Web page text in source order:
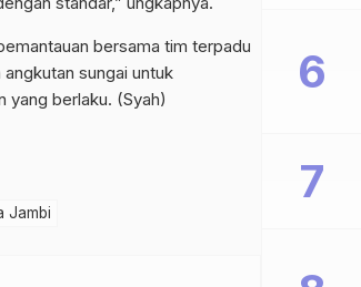
bersama tim terpadu
sungai untuk
yang berlaku. (Syah)
Jambi